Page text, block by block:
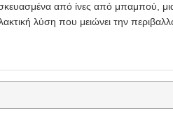
από ίνες από μπαμπού,
λύση που μειώνει την